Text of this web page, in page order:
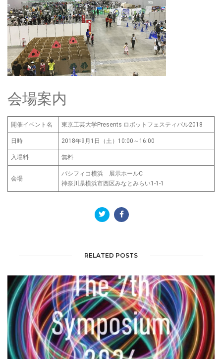
会場案内
開催イベント名 東京工芸大学Presents ロボットフェスティバル2018
日時 2018年9月1日（土）10:00～16:00
入場料 無料
会場
パシフィコ横浜 展示ホールC
神奈川県横浜市西区みなとみらい1-1-1
RELATED POSTS